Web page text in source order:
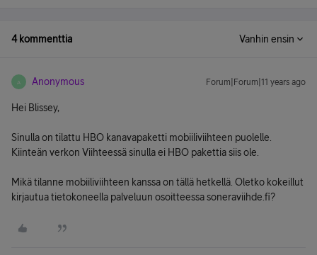
4 kommenttia Vanhin ensin
A Anonymous Forum|Forum|11 years ago
Hei Blissey,
Sinulla on tilattu HBO kanavapaketti mobiiliviihteen puolelle.
Kiinteän verkon Viihteessä sinulla ei HBO pakettia siis ole.
Mikä tilanne mobiiliviihteen kanssa on tällä hetkellä. Oletko kokeillut
kirjautua tietokoneella palveluun osoitteessa soneraviihde.fi?